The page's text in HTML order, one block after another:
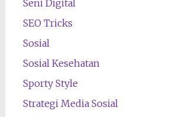
Seni Digital
SEO Tricks
Sosial
Sosial Kesehatan
Sporty Style
Strategi Media Sosial